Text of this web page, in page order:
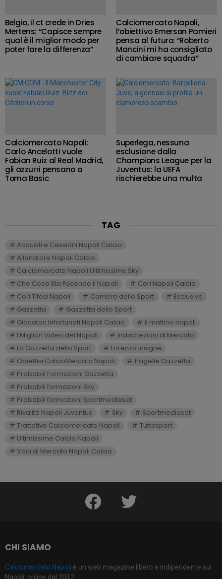
Belgio, il ct crede in Dries
Mertens: “Capisce sempre
qual è il miglior modo per
poter fare la differenza”
Calciomercato Napoli,
l’obiettivo Emerson Pamieri
pensa al futuro: “Roberto
Mancini mi ha consigliato
di cambiare squadra”
Calciomercato Napoli:
Carlo Ancelotti vuole
Fabian Ruiz al Real Madrid,
gli azzurri pensano a
Toma Basic
Superlega, nessuna
esclusione dalla
Champions League per la
Juventus: la UEFA
rischierebbe una multa
TAG
Acquisti e Cessioni Napoli Calcio
Allenatore Napoli Calcio
Calciomercato Napoli Ultimissime Sky
Che Cosa Sta Facendo il Napoli
Cori Napoli Calcio
Cori Tifosi Napoli
Corriere dello Sport
Esclusive
Gazzetta
Gazzetta dello Sport
Giocatori Infortunati Napoli Calcio
il mattino napoli
I Migliori Video del Napoli
Indiscrezioni di Mercato
La Gazzetta dello Sport
Lorenzo Insigne
Obiettivi CalcioMercato Napoli
Pagelle Gazzetta
Probabili Formazioni Gazzetta
Probabili formazioni Sky
Probabili formazioni Sportmediaset
Rivalità Napoli Juventus
Sky
Sportmediaset
Trattative Calciomercato Napoli
Tuttosport
Ultimissime Calcio Napoli
Voci di Mercato Napoli Calcio
facebook twitter
CHI SIAMO
Calciomercato Napoli è un web magazine libero e indipendente sul
Napoli, online dal 2012.